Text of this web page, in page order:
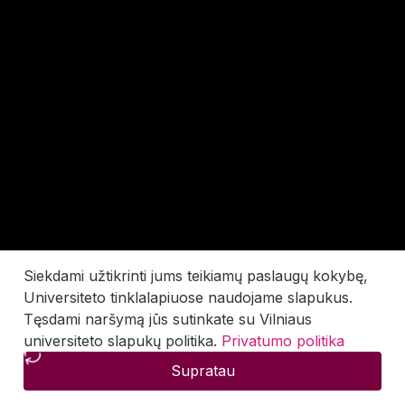
Siekdami užtikrinti jums teikiamų paslaugų kokybę,
Universiteto tinklalapiuose naudojame slapukus.
Tęsdami naršymą jūs sutinkate su Vilniaus
universiteto slapukų politika. Privatumo politika
Supratau